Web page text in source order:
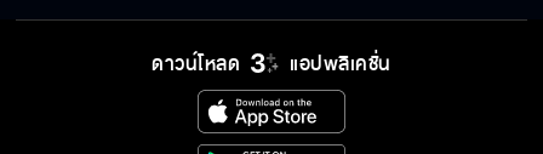
ง้อด้วยการขึ้นเตียงเนี่ยนะ
ดาวน์โหลด แอปพลิเคชั่น